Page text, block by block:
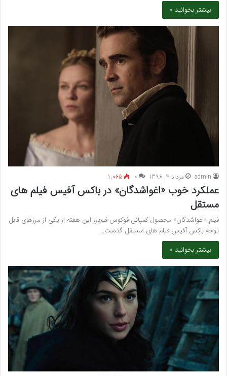
بیشتر بخوانید »
admin مرداد 4, 1396 ۰ 1,065
عملکرد خوب «اغواشدگان» در باکس آفیس فیلم ‏های
مستقل
فیلم «اغواشدگان» محصول کمپانی فوکوس فیچرز این هفته از یکی از مرزهای قابل
توجه باکس آفیس فیلم های مستقل گذشت…
بیشتر بخوانید »